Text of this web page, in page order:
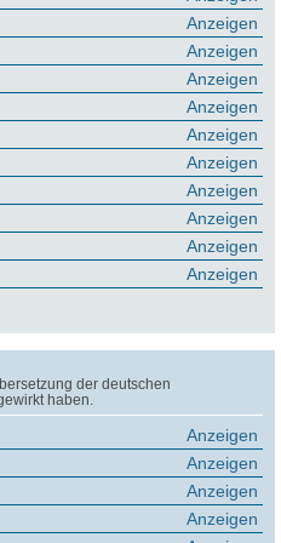
Anzeigen
Anzeigen
Anzeigen
Anzeigen
Anzeigen
Anzeigen
Anzeigen
Anzeigen
Anzeigen
Anzeigen
der deutschen
haben.
Anzeigen
Anzeigen
Anzeigen
Anzeigen